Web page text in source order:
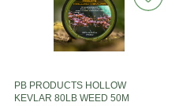
PB PRODUCTS HOLLOW
KEVLAR 80LB WEED 50M